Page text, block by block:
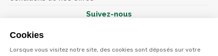
Cookies
Lorsque vous visitez notre site, des cookies sont déposés sur votre
Suivez-nous